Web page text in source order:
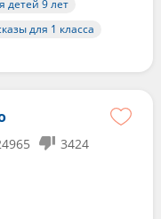
детей 9 лет
для 1 класса
3424